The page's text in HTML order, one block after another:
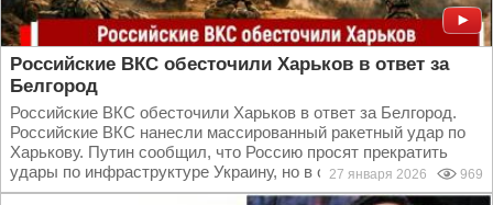
Российские ВКС обесточили Харьков в ответ за
Белгород
Российские ВКС обесточили Харьков в ответ за Белгород.
Российские ВКС нанесли массированный ракетный удар по
Харькову. Путин сообщил, что Россию просят прекратить
удары по инфраструктуре Украину, но в ответ...27 января 2026 969